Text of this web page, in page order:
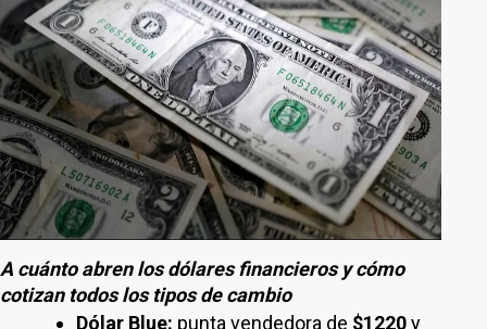
A cuánto abren los dólares financieros y cómo
cotizan todos los tipos de cambio
Dólar Blue: punta vendedora de $1220y